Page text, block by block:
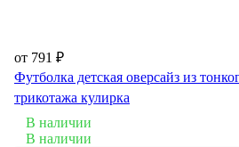
от 791 ₽
Футболка детская оверсайз из
трикотажа кулирка
В наличии
В наличии